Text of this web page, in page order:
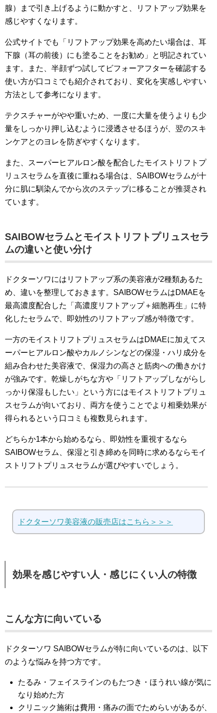
腺）まで引き上げるように動かすと、リフトアップ効果を
感じやすくなります。
公式サイトでも「リフトアップ効果を高めたい場合は、耳
下腺（耳の前後）にも塗ることをお勧め」と明記されてい
ます。また、半顔ずつ試してビフォーアフターを確認する
使い方が口コミでも紹介されており、変化を実感しやすい
方法として参考になります。
テクスチャーがやや重いため、一度に大量を使うよりも少
量をしっかり押し込むように浸透させるほうが、翌のスキ
ンケアとのヨレを防ぎやすくなります。
また、スーパーヒアルロン酸を配合したモイストリフトプ
リュスセラムを直後に重ねる場合は、SAIBOWセラムが十
分に肌に馴染んでから次のステップに移ることが推奨され
ています。
SAIBOWセラムとモイストリフトプリュスセラ
ムの違いと使い分け
ドクターソワにはリフトアップ系の美容液が2種類あるた
め、違いを整理しておきます。SAIBOWセラムはDMAEを
最高濃度配合した「高濃度リフトアップ＋細胞再生」に特
化したセラムで、即効性のリフトアップ感が特徴です。
一方のモイストリフトプリュスセラムはDMAEに加えてス
ーパーヒアルロン酸やカルノシンなどの保湿・ハリ成分を
組み合わせた美容液で、保湿力の高さと筋肉への働きかけ
が強みです。乾燥しがちな方や「リフトアップしながらし
っかり保湿もしたい」という方にはモイストリフトプリュ
スセラムが向いており、両方を使うことでより相乗効果が
得られるという口コミも複数見られます。
どちらか1本から始めるなら、即効性を重視するなら
SAIBOWセラム、保湿と引き締めを同時に求めるならモイ
ストリフトプリュスセラムが選びやすいでしょう。
ドクターソワ美容液の販売店はこちら＞＞＞
効果を感じやすい人・感じにくい人の特徴
こんな方に向いている
ドクターソワ SAIBOWセラムが特に向いているのは、以下
のような悩みを持つ方です。
たるみ・フェイスラインのもたつき・ほうれい線が気に
なり始めた方
クリニック施術は費用・痛みの面でためらいがあるが、